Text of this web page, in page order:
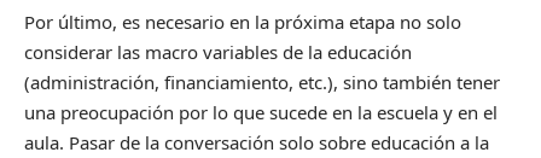
Por último, es necesario en la próxima etapa no solo
considerar las macro variables de la educación
(administración, financiamiento, etc.), sino también tener
una preocupación por lo que sucede en la escuela y en el
aula. Pasar de la conversación solo sobre educación a la